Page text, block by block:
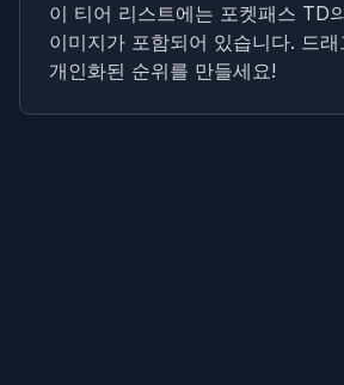
이 티어 리스트에는 포켓패스 TD
이미지가 포함되어 있습니다. 드
개인화된 순위를 만들세요!